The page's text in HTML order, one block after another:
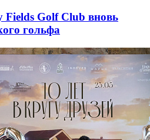
Golf Club вновь
гольфа